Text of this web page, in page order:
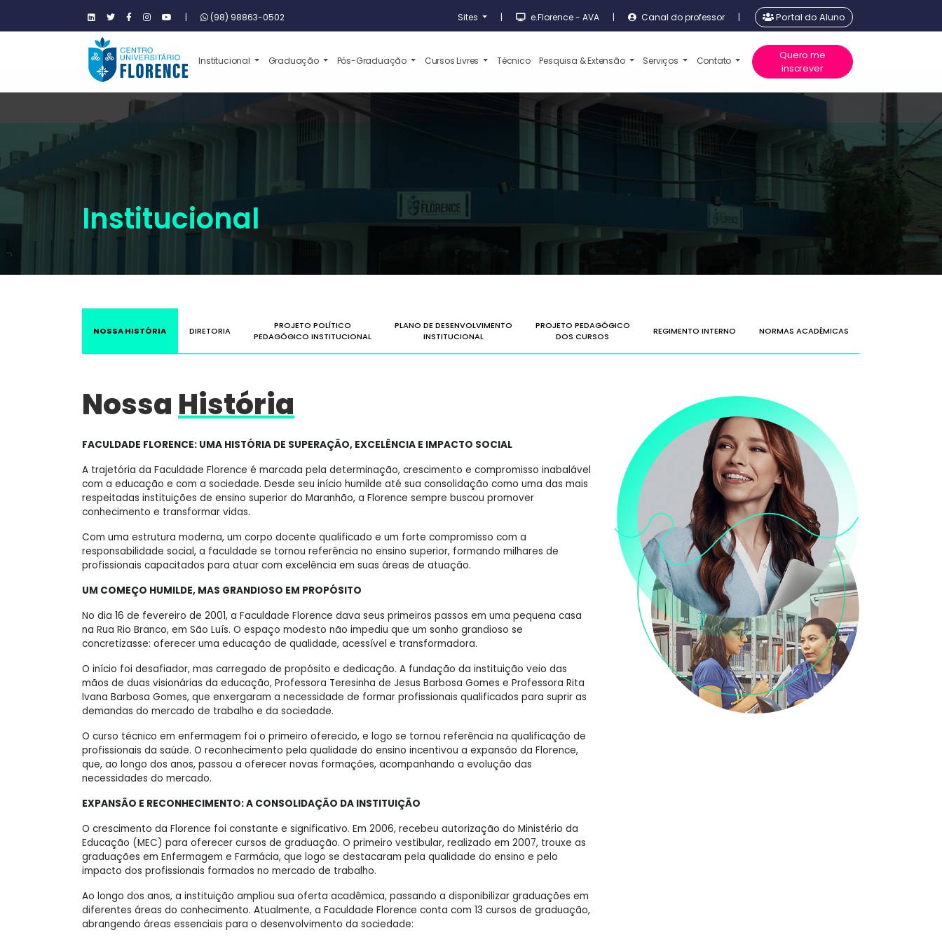
| (98) 98863-0502 Sites | e.Florence - AVA | Canal do professor | Portal do Aluno
Institucional Graduação Pós-Graduação Cursos Livres Técnico Pesquisa & Extensão Serviços Contato
Quero me
inscrever
Institucional
NOSSA HISTÓRIA DIRETORIA
PROJETO POLÍTICO
PEDAGÓGICO INSTITUCIONAL
PLANO DE DESENVOLVIMENTO
INSTITUCIONAL
PROJETO PEDAGÓGICO
DOS CURSOS
REGIMENTO INTERNO NORMAS ACADÊMICAS
Nossa História
FACULDADE FLORENCE: UMA HISTÓRIA DE SUPERAÇÃO, EXCELÊNCIA E IMPACTO SOCIAL
A trajetória da Faculdade Florence é marcada pela determinação, crescimento e compromisso inabalável
com a educação e com a sociedade. Desde seu início humilde até sua consolidação como uma das mais
respeitadas instituições de ensino superior do Maranhão, a Florence sempre buscou promover
conhecimento e transformar vidas.
Com uma estrutura moderna, um corpo docente qualificado e um forte compromisso com a
responsabilidade social, a faculdade se tornou referência no ensino superior, formando milhares de
profissionais capacitados para atuar com excelência em suas áreas de atuação.
UM COMEÇO HUMILDE, MAS GRANDIOSO EM PROPÓSITO
No dia 16 de fevereiro de 2001, a Faculdade Florence dava seus primeiros passos em uma pequena casa
na Rua Rio Branco, em São Luís. O espaço modesto não impediu que um sonho grandioso se
concretizasse: oferecer uma educação de qualidade, acessível e transformadora.
O início foi desafiador, mas carregado de propósito e dedicação. A fundação da instituição veio das
mãos de duas visionárias da educação, Professora Teresinha de Jesus Barbosa Gomes e Professora Rita
Ivana Barbosa Gomes, que enxergaram a necessidade de formar profissionais qualificados para suprir as
demandas do mercado de trabalho e da sociedade.
O curso técnico em enfermagem foi o primeiro oferecido, e logo se tornou referência na qualificação de
profissionais da saúde. O reconhecimento pela qualidade do ensino incentivou a expansão da Florence,
que, ao longo dos anos, passou a oferecer novas formações, acompanhando a evolução das
necessidades do mercado.
EXPANSÃO E RECONHECIMENTO: A CONSOLIDAÇÃO DA INSTITUIÇÃO
O crescimento da Florence foi constante e significativo. Em 2006, recebeu autorização do Ministério da
Educação (MEC) para oferecer cursos de graduação. O primeiro vestibular, realizado em 2007, trouxe as
graduações em Enfermagem e Farmácia, que logo se destacaram pela qualidade do ensino e pelo
impacto dos profissionais formados no mercado de trabalho.
Ao longo dos anos, a instituição ampliou sua oferta acadêmica, passando a disponibilizar graduações em
diferentes áreas do conhecimento. Atualmente, a Faculdade Florence conta com 13 cursos de graduação,
abrangendo áreas essenciais para o desenvolvimento da sociedade: